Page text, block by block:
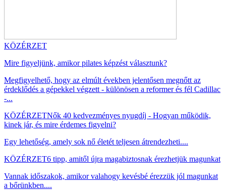
KÖZÉRZET
Mire figyeljünk, amikor pilates képzést választunk?
Megfigyelhető, hogy az elmúlt években jelentősen megnőtt az
érdeklődés a gépekkel végzett - különösen a reformer és fél Cadillac
-...
KÖZÉRZETNők 40 kedvezményes nyugdíj - Hogyan működik,
kinek jár, és mire érdemes figyelni?
Egy lehetőség, amely sok nő életét teljesen átrendezheti....
KÖZÉRZET6 tipp, amitől újra magabiztosnak érezhetjük magunkat
Vannak időszakok, amikor valahogy kevésbé érezzük jól magunkat
a bőrünkben....